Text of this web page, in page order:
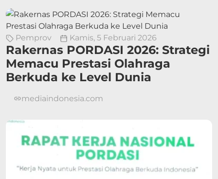
Pemprov Kamis, 5 Februari 2026
Rakernas PORDASI 2026: Strategi
Memacu Prestasi Olahraga
Berkuda ke Level Dunia
mediaindonesia.com